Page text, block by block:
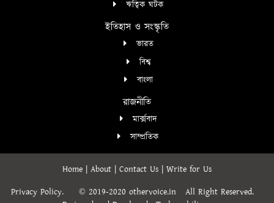
ঋত্বিক ঘটক
ইতিহাস ও সংস্কৃতি
ভারত
বিশ্ব
বাংলা
রাজনীতি
মার্ক্সবাদ
সাম্প্রতিক
Home About Contact Us
Write for Us
Privacy Policy.
© 2019-2020 othervoice.in
All Right Reserved.